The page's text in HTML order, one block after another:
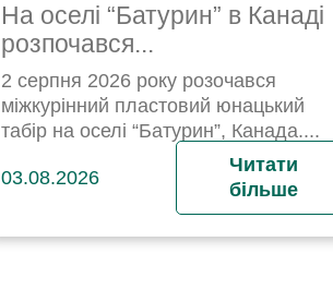
На оселі “Батурин” в Канаді
розпочався...
2 серпня 2026 року розочався
міжкурінний пластовий юнацький
табір на оселі “Батурин”, Канада....
03.08.2026
Читати
більше